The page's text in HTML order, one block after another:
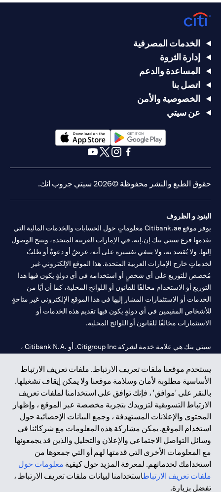
يستخدم موقعنا ملفات تعريف الارتباط. ملفات تعريف الارتباط
الأساسية مطلوبة لأمان وسلامة موقعنا ولا يمكن إيقاف تشغيلها.
بالنقر على 'موافق' ، فإنك توافق على استخدامنا لملفات تعريف
الارتباط التسويقية لتزويدك بتجربة مخصصة عبر الموقع ، وإظهار
المحتوى والإعلانات المستهدفة ، وجمع البيانات الإحصائية حول
استخدام الموقع. يمكن مشاركة هذه المعلومات مع شركائنا في
وسائل التواصل الاجتماعي والإعلان والتحليل والذين قد يجمعونها
مع المعلومات الأخرى التي قدمتها لهم أو التي جمعوها من
استخدامك لخدماتهم. لمعرفة المزيد حول كيفية معلومات حول
ملفات تعريف الارتباطاستخدامنا لبيانات ملفات تعريف الارتباط ،
تفضل بزيارة.
الخدمات المصرفية
إدارة الثروة
المساعدة والدعم
اتصل بنا
الخصوصية والأمن
عن سيتي
opens in a new tab
opens in a new tab
حقوق الطبع والنشر محفوظة ©2026 سيتي جروب انك.
البنود و الظروف
يوفر موقع Citibank.ae معلوماتٍ حول الحسابات والخدمات المالية التي
يقدمها فرع سيتي بنك إن.إيه. في الإمارات العربية المتحدة، ويتيح الوصول
إليها. ولا يُقصد به، ولا ينبغي تفسيره على أنه، عرضٌ أو دعوةٌ أو طلبٌ
لخدماتٍ خارج الإمارات العربية المتحدة. هذا الموقع الإلكتروني غير
مُخصص للتوزيع على أي شخصٍ أو استخدامه في أي دولةٍ يكون فيها هذا
التوزيع أو الاستخدام مخالفًا للقانون أو اللوائح المحلية، كما أن أيًا من
الخدمات أو الاستثمارات المشار إليها في هذا الموقع الإلكتروني غير متاحةٍ
للأشخاص المقيمين في أي دولةٍ يكون فيها تقديم هذه الخدمات أو
الاستثمارات مخالفًا للقانون أو اللوائح المحلية.
سيتي بنك هي علامة خدمة لشركة Citigroup Inc. أو .Citibank N.A ،
سيتي بنك إن. إيه. الإمارات مسجل لدى مصرف الإمارات المركزي تحت
أرقام التراخيص 202563 لفرع الوصل في دبي، 531989 لفرع مول
الإمارات في دبي، و CN-1002019 لفرع أبوظبي. هاتف: 4000 311 04.
فرع سيتي بنك إن إيه - الإمارات العربية المتحدة مرخص من مصرف
الإمارات العربية المتحدة المركزي كفرع لبنك أجنبي.
سيتي بنك إن إيه الإمارات العربية المتحدة مرخص من هيئة الأوراق المالية
والسلع في الإمارات العربية المتحدة ("SCA") للقيام بالنشاط المالي لـ أ)
الاستشارات المالية والتعريف والترويج بموجب ترخيص رقم
20200000097 ب) وسيط تداول في الأسواق الدولية بموجب ترخيص